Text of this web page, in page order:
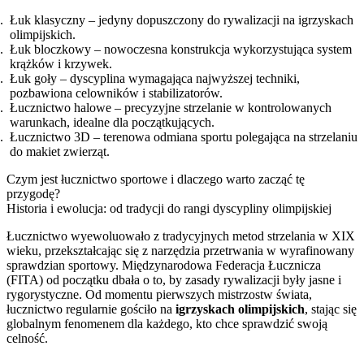
Łuk klasyczny – jedyny dopuszczony do rywalizacji na igrzyskach
olimpijskich.
Łuk bloczkowy – nowoczesna konstrukcja wykorzystująca system
krążków i krzywek.
Łuk goły – dyscyplina wymagająca najwyższej techniki,
pozbawiona celowników i stabilizatorów.
Łucznictwo halowe – precyzyjne strzelanie w kontrolowanych
warunkach, idealne dla początkujących.
Łucznictwo 3D – terenowa odmiana sportu polegająca na strzelaniu
do makiet zwierząt.
Czym jest łucznictwo sportowe i dlaczego warto zacząć tę
przygodę?
Historia i ewolucja: od tradycji do rangi dyscypliny olimpijskiej
Łucznictwo wyewoluowało z tradycyjnych metod strzelania w XIX
wieku, przekształcając się z narzędzia przetrwania w wyrafinowany
sprawdzian sportowy. Międzynarodowa Federacja Łucznicza
(FITA) od początku dbała o to, by zasady rywalizacji były jasne i
rygorystyczne. Od momentu pierwszych mistrzostw świata,
łucznictwo regularnie gościło na igrzyskach olimpijskich, stając się
globalnym fenomenem dla każdego, kto chce sprawdzić swoją
celność.